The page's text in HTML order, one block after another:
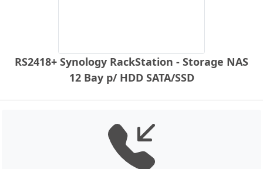
RS2418+ Synology RackStation - Storage NAS
12 Bay p/ HDD SATA/SSD